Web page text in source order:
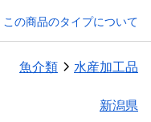
この商品のタイプについて
魚介類 水産加工品
新潟県